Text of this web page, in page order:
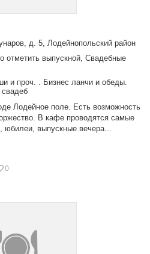
д. 5, Лодейнопольский район
отметить выпускной, Свадебные
и проч. . Бизнес ланчи и обеды.
Лодейное поле. Есть возможность
В кафе проводятся самые
юбилеи, выпускные вечера...
0